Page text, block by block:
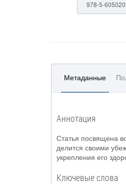
978-5-
Метаданные
Аннотация
Статья посвящена
делится своими
укрепления его
Ключевые слова